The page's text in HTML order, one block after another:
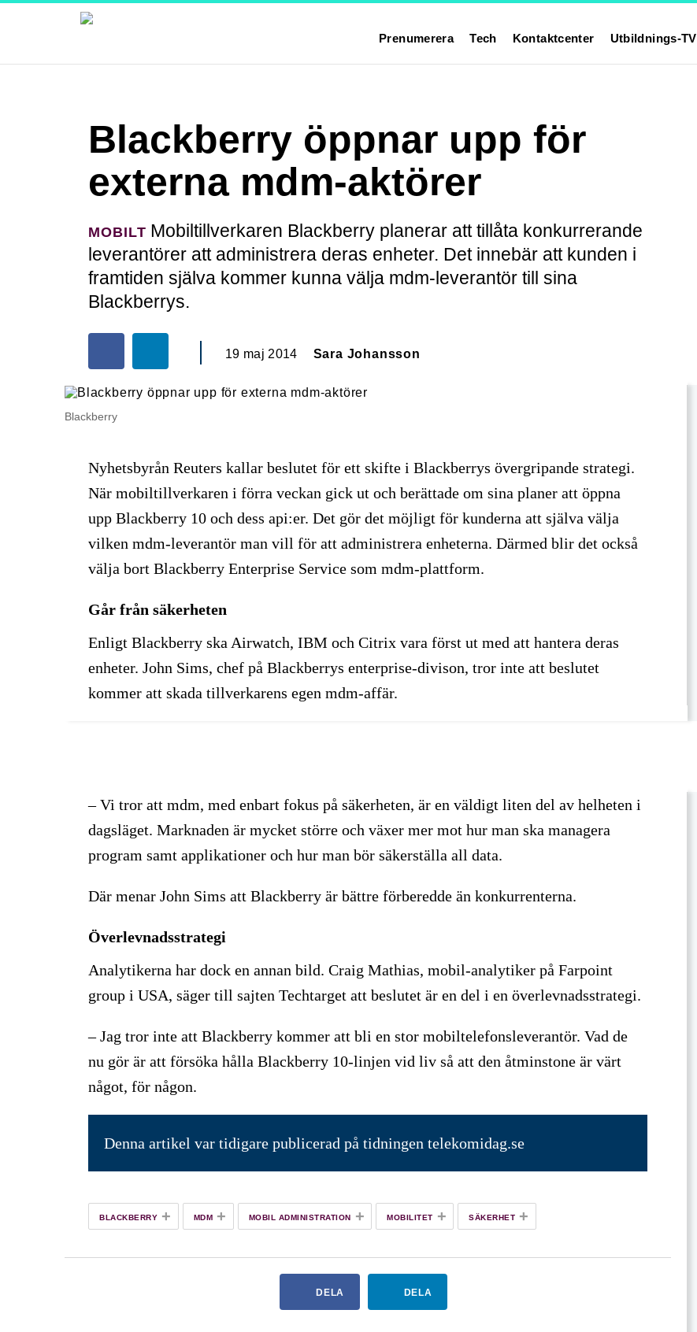
Prenumerera Tech Kontaktcenter Utbildnings-TV
Blackberry öppnar upp för
externa mdm-aktörer
MOBILT Mobiltillverkaren Blackberry planerar att tillåta konkurrerande
leverantörer att administrera deras enheter. Det innebär att kunden i
framtiden själva kommer kunna välja mdm-leverantör till sina
Blackberrys.
19 maj 2014 Sara Johansson
Blackberry
Nyhetsbyrån Reuters kallar beslutet för ett skifte i Blackberrys övergripande strategi.
När mobiltillverkaren i förra veckan gick ut och berättade om sina planer att öppna
upp Blackberry 10 och dess api:er. Det gör det möjligt för kunderna att själva välja
vilken mdm-leverantör man vill för att administrera enheterna. Därmed blir det också
välja bort Blackberry Enterprise Service som mdm-plattform.
Går från säkerheten
Enligt Blackberry ska Airwatch, IBM och Citrix vara först ut med att hantera deras
enheter. John Sims, chef på Blackberrys enterprise-divison, tror inte att beslutet
kommer att skada tillverkarens egen mdm-affär.
– Vi tror att mdm, med enbart fokus på säkerheten, är en väldigt liten del av helheten i
dagsläget. Marknaden är mycket större och växer mer mot hur man ska managera
program samt applikationer och hur man bör säkerställa all data.
Där menar John Sims att Blackberry är bättre förberedde än konkurrenterna.
Överlevnadsstrategi
Analytikerna har dock en annan bild. Craig Mathias, mobil-analytiker på Farpoint
group i USA, säger till sajten Techtarget att beslutet är en del i en överlevnadsstrategi.
– Jag tror inte att Blackberry kommer att bli en stor mobiltelefonsleverantör. Vad de
nu gör är att försöka hålla Blackberry 10-linjen vid liv så att den åtminstone är värt
något, för någon.
Denna artikel var tidigare publicerad på tidningen telekomidag.se
BLACKBERRY + MDM + MOBIL ADMINISTRATION + MOBILITET + SÄKERHET +
DELA DELA